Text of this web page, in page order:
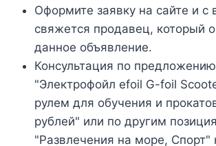
Оформите заявку на сайте и с
свяжется продавец, который
данное объявление.
Консультация по предложению
"Электрофойл efoil G-foil
рулем для обучения и
рублей" или по другим
"Развлечения на море, Спорт"